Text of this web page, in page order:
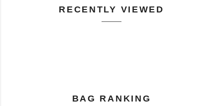
RECENTLY VIEWED
BAG RANKING